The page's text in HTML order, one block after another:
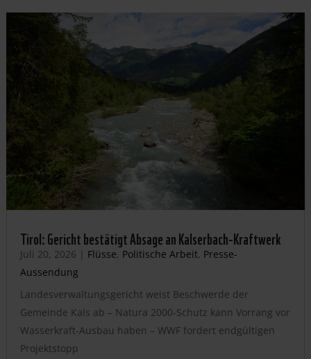
Tirol: Gericht bestätigt Absage an Kalserbach-Kraftwerk
Juli 20, 2026 | Flüsse, Politische Arbeit, Presse-
Aussendung
Landesverwaltungsgericht weist Beschwerde der
Gemeinde Kals ab – Natura 2000-Schutz kann Vorrang vor
Wasserkraft-Ausbau haben – WWF fordert endgültigen
Projektstopp